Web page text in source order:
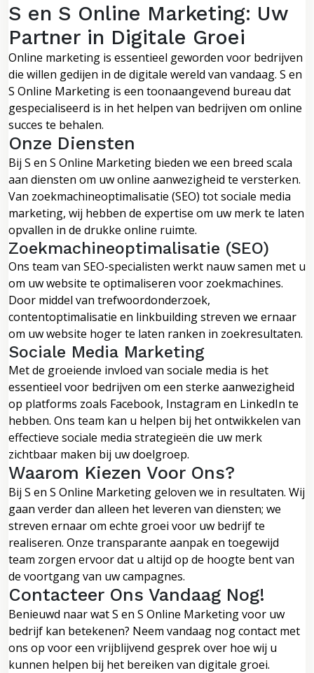
S en S Online Marketing: Uw
Partner in Digitale Groei
Online marketing is essentieel geworden voor bedrijven
die willen gedijen in de digitale wereld van vandaag. S en
S Online Marketing is een toonaangevend bureau dat
gespecialiseerd is in het helpen van bedrijven om online
succes te behalen.
Onze Diensten
Bij S en S Online Marketing bieden we een breed scala
aan diensten om uw online aanwezigheid te versterken.
Van zoekmachineoptimalisatie (SEO) tot sociale media
marketing, wij hebben de expertise om uw merk te laten
opvallen in de drukke online ruimte.
Zoekmachineoptimalisatie (SEO)
Ons team van SEO-specialisten werkt nauw samen met u
om uw website te optimaliseren voor zoekmachines.
Door middel van trefwoordonderzoek,
contentoptimalisatie en linkbuilding streven we ernaar
om uw website hoger te laten ranken in zoekresultaten.
Sociale Media Marketing
Met de groeiende invloed van sociale media is het
essentieel voor bedrijven om een sterke aanwezigheid
op platforms zoals Facebook, Instagram en LinkedIn te
hebben. Ons team kan u helpen bij het ontwikkelen van
effectieve sociale media strategieën die uw merk
zichtbaar maken bij uw doelgroep.
Waarom Kiezen Voor Ons?
Bij S en S Online Marketing geloven we in resultaten. Wij
gaan verder dan alleen het leveren van diensten; we
streven ernaar om echte groei voor uw bedrijf te
realiseren. Onze transparante aanpak en toegewijd
team zorgen ervoor dat u altijd op de hoogte bent van
de voortgang van uw campagnes.
Contacteer Ons Vandaag Nog!
Benieuwd naar wat S en S Online Marketing voor uw
bedrijf kan betekenen? Neem vandaag nog contact met
ons op voor een vrijblijvend gesprek over hoe wij u
kunnen helpen bij het bereiken van digitale groei.